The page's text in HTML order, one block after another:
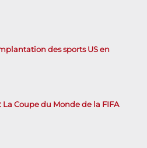
des sports US en
La Coupe du Monde de la FIFA